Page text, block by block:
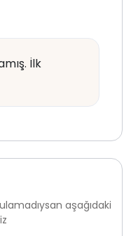
İlk
aşağıdaki